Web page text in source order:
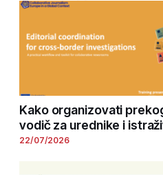
Kako organizovati
vodič za urednike i
22/07/2026